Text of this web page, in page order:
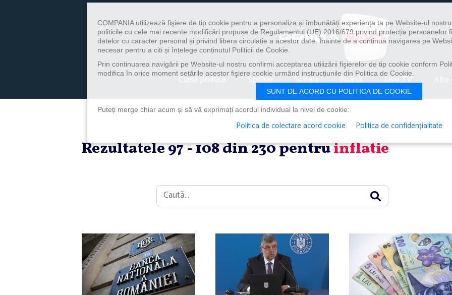
Clasa politica Spitale Școală Hrană Live TV
Rezultatele 97 - 108 din 230 pentruinflatie
Caută
COMPANIA utilizează fişiere de tip cookie pentru a personaliza și îmbunătăți experiența ta pe Website-ul
politicile cu cele mai recente modificări propuse de Regulamentul (UE) 2016/679 privind protecția persoanelor
datelor cu caracter personal și privind libera circulație a acestor date. Înainte de a continua navigarea pe
necesar pentru a citi și înțelege conținutul Politicii de Cookie.
Prin continuarea navigării pe Website-ul nostru confirmi acceptarea utilizării fişierelor de tip cookie conform
modifica în orice moment setările acestor fişiere cookie urmând instrucțiunile din Politica de Cookie.
SUNT DE ACORD CU POLITICA DE COOKIE
Puteți merge chiar acum și să vă exprimați acordul individual la nivel de cookie:
Politica de colectare acord cookie Politica de confidențialitate